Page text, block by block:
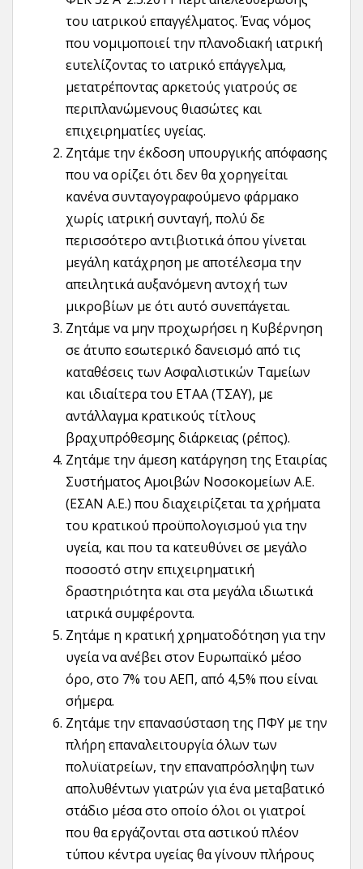
του ιατρικού επαγγέλματος. Ένας νόμος
που νομιμοποιεί την πλανοδιακή ιατρική
ευτελίζοντας το ιατρικό επάγγελμα,
μετατρέποντας αρκετούς γιατρούς σε
περιπλανώμενους θιασώτες και
επιχειρηματίες υγείας.
Ζητάμε την έκδοση υπουργικής απόφασης
που να ορίζει ότι δεν θα χορηγείται
κανένα συνταγογραφούμενο φάρμακο
χωρίς ιατρική συνταγή, πολύ δε
περισσότερο αντιβιοτικά όπου γίνεται
μεγάλη κατάχρηση με αποτέλεσμα την
απειλητικά αυξανόμενη αντοχή των
μικροβίων με ότι αυτό συνεπάγεται.
Ζητάμε να μην προχωρήσει η Κυβέρνηση
σε άτυπο εσωτερικό δανεισμό από τις
καταθέσεις των Ασφαλιστικών Ταμείων
και ιδιαίτερα του ΕΤΑΑ (ΤΣΑΥ), με
αντάλλαγμα κρατικούς τίτλους
βραχυπρόθεσμης διάρκειας (ρέπος).
Ζητάμε την άμεση κατάργηση της Εταιρίας
Συστήματος Αμοιβών Νοσοκομείων Α.Ε.
(ΕΣΑΝ Α.Ε.) που διαχειρίζεται τα χρήματα
του κρατικού προϋπολογισμού για την
υγεία, και που τα κατευθύνει σε μεγάλο
ποσοστό στην επιχειρηματική
δραστηριότητα και στα μεγάλα ιδιωτικά
ιατρικά συμφέροντα.
Ζητάμε η κρατική χρηματοδότηση για την
υγεία να ανέβει στον Ευρωπαϊκό μέσο
όρο, στο 7% του ΑΕΠ, από 4,5% που είναι
σήμερα.
Ζητάμε την επανασύσταση της ΠΦΥ με την
πλήρη επαναλειτουργία όλων των
πολυϊατρείων, την επαναπρόσληψη των
απολυθέντων γιατρών για ένα μεταβατικό
στάδιο μέσα στο οποίο όλοι οι γιατροί
που θα εργάζονται στα αστικού πλέον
τύπου κέντρα υγείας θα γίνουν πλήρους